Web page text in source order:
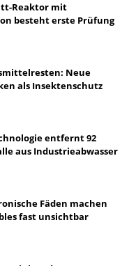
Reaktor mit
besteht erste Prüfung
Neue
als Insektenschutz
entfernt 92
aus Industrieabwasser
Fäden machen
fast unsichtbar